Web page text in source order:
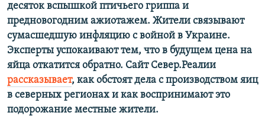
десяток вспышкой птичьего гриппа и
предновогодним ажиотажем. Жители связывают
сумасшедшую инфляцию с войной в Украине.
Эксперты успокаивают тем, что в будущем цена на
яйца откатится обратно. Сайт Север.Реалии
рассказывает, как обстоят дела с производством яиц
в северных регионах и как воспринимают это
подорожание местные жители.